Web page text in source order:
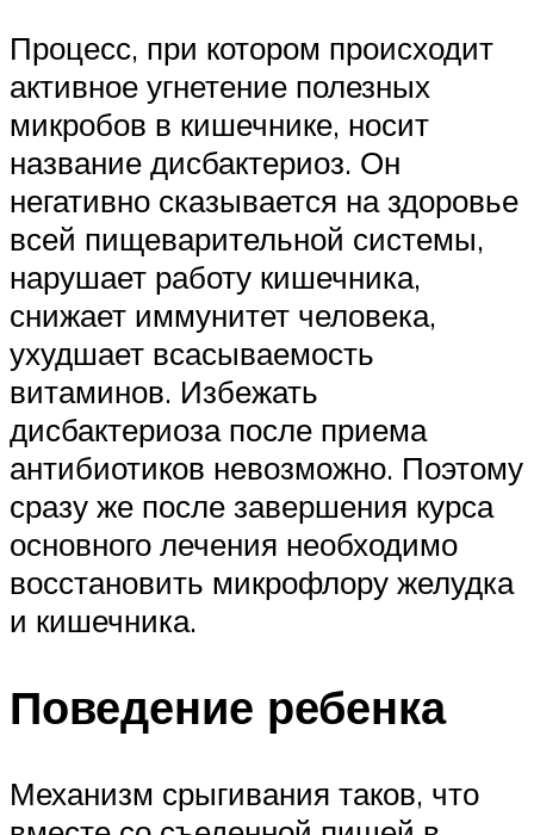
Процесс, при котором происходит
активное угнетение полезных
микробов в кишечнике, носит
название дисбактериоз. Он
негативно сказывается на здоровье
всей пищеварительной системы,
нарушает работу кишечника,
снижает иммунитет человека,
ухудшает всасываемость
витаминов. Избежать
дисбактериоза после приема
антибиотиков невозможно. Поэтому
сразу же после завершения курса
основного лечения необходимо
восстановить микрофлору желудка
и кишечника.
Поведение ребенка
Механизм срыгивания таков, что